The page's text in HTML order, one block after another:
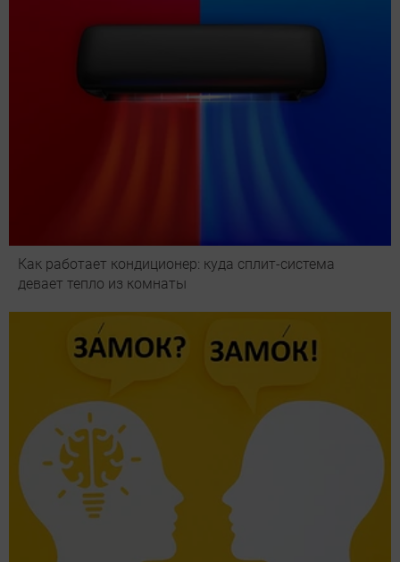
Как работает кондиционер: куда сплит-система
девает тепло из комнаты